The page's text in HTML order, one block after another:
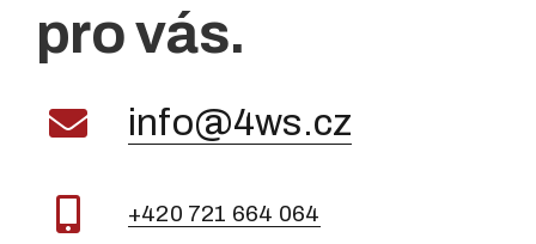
pro vás.
info@4ws.cz
+420 721 664 064